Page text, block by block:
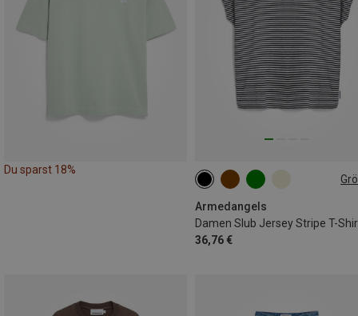
Du sparst 18%
Armedangels
Damen Slub Jersey Stripe T-
36,76 €
XS S M